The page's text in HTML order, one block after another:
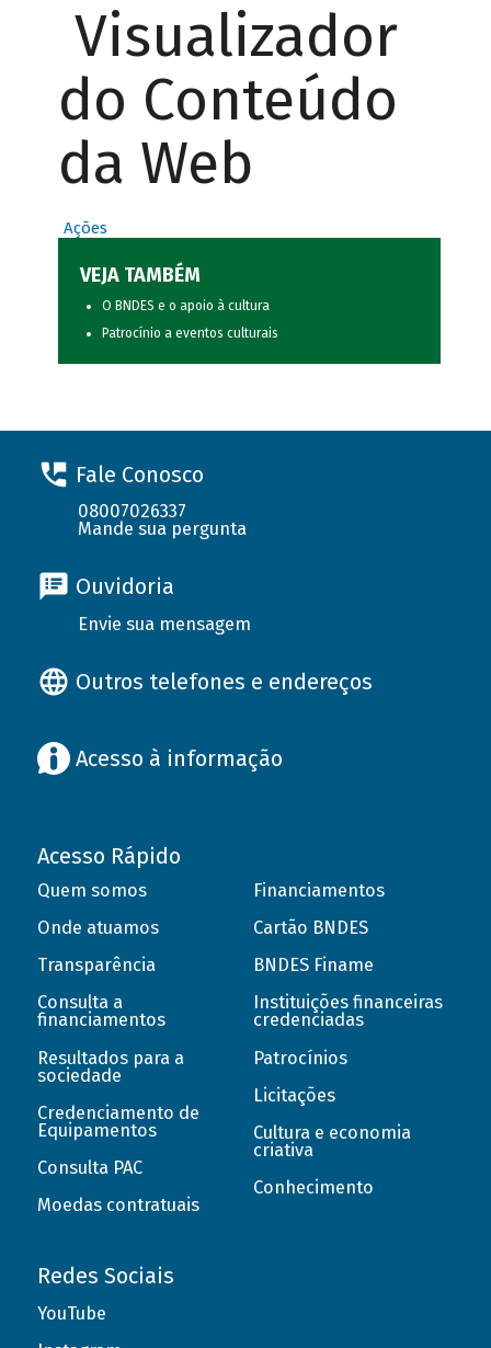
Visualizador
do Conteúdo
da Web
Ações
VEJA TAMBÉM
O BNDES e o apoio à cultura
Patrocínio a eventos culturais
Fale Conosco
08007026337
Mande sua pergunta
Ouvidoria
Envie sua mensagem
Outros telefones e endereços
Acesso à informação
Acesso Rápido
Quem somos
Onde atuamos
Transparência
Consulta a
financiamentos
Resultados para a
sociedade
Credenciamento de
Equipamentos
Consulta PAC
Moedas contratuais
Financiamentos
Cartão BNDES
BNDES Finame
Instituições financeiras
credenciadas
Patrocínios
Licitações
Cultura e economia
criativa
Conhecimento
Redes Sociais
YouTube